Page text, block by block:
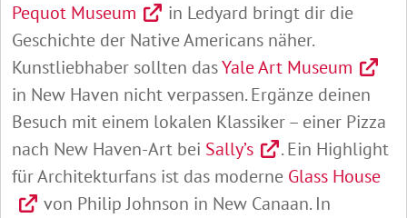
Pequot Museum
in Ledyard bringt dir die
Geschichte der Native Americans näher.
Kunstliebhaber sollten dasYale Art Museum
in New Haven nicht verpassen. Ergänze deinen
Besuch mit einem lokalen Klassiker – einer Pizza
nach New Haven-Art bei Sally’s
. Ein Highlight
für Architekturfans ist das moderne Glass House
von Philip Johnson in New Canaan. In